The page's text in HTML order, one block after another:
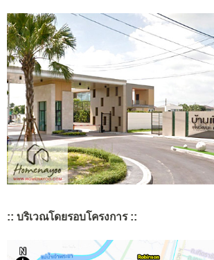
:: บริเวณโดยรอบโครงการ ::